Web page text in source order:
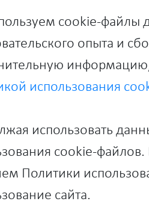
охлаждения
изменён с stepwise
режима.
работы системы
Bus и снижения
и повысить
и мониторинга
системы в виде
расширена
ключ шифрования.
cookie-файлы
опыта и
использования
использовать
cookie-
Политики
сайта.